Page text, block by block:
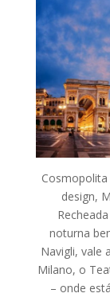
design,
noturna
Navigli, vale
Milano, o
– onde